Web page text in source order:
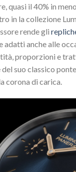
quasi il 40% in
in la collezione
rende gli
adatti anche alle
proporzioni e
del suo classico
corona di carica.